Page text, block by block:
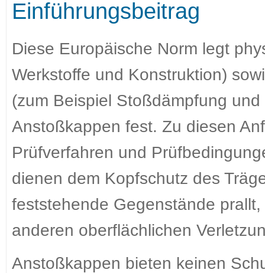
Einführungsbeitrag
Diese Europäische Norm legt
Werkstoffe und Konstruktion)
(zum Beispiel Stoßdämpfung
Anstoßkappen fest. Zu diesen
Prüfverfahren und
dienen dem Kopfschutz des
feststehende Gegenstände
anderen oberflächlichen
Anstoßkappen bieten keinen